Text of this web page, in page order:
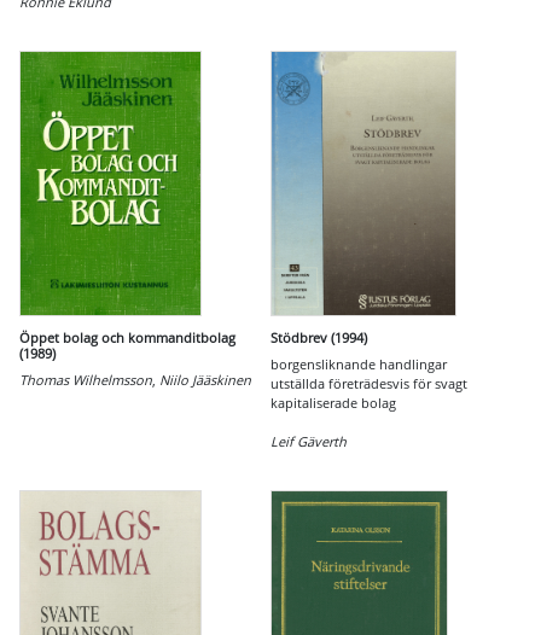
Öppet bolag och kommanditbolag
(1989)
Thomas Wilhelmsson, Niilo Jääskinen
Stödbrev (1994)
borgensliknande handlingar
utställda företrädesvis för svagt
kapitaliserade bolag
Leif Gäverth